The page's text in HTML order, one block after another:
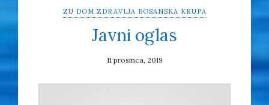
ZU DOM ZDRAVLJA BOSANSKA KRUPA
Javni oglas
11 prosinca, 2019